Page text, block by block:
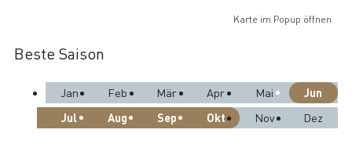
Karte im Popup öffnen
Beste Saison
Jan Feb Mär Apr Mai
Jun
Jul
Aug Sep Okt Nov Dez